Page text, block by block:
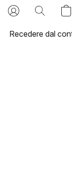
Recedere dal